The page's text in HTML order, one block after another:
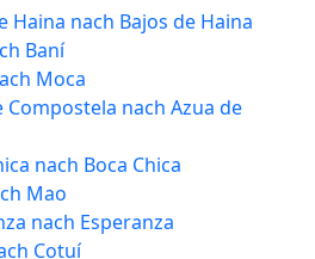
Haina nach Bajos de Haina
Baní
Moca
Compostela nach Azua de
nach Boca Chica
Mao
nach Esperanza
Cotuí